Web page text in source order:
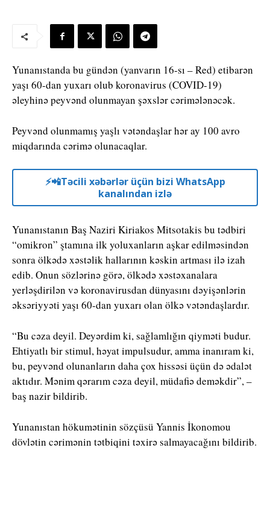
Yunanıstanda bu gündən (yanvarın 16-sı – Red) etibarən
yaşı 60-dan yuxarı olub koronavirus (COVID-19)
əleyhinə peyvənd olunmayan şəxslər cərimələnəcək.
Peyvənd olunmamış yaşlı vətəndaşlar hər ay 100 avro
miqdarında cərimə olunacaqlar.
⚡️📲Təcili xəbərlər üçün bizi WhatsApp
kanalından izlə
Yunanıstanın Baş Naziri Kiriakos Mitsotakis bu tədbiri
“omikron” ştamına ilk yoluxanların aşkar edilməsindən
sonra ölkədə xəstəlik hallarının kəskin artması ilə izah
edib. Onun sözlərinə görə, ölkədə xəstəxanalara
yerləşdirilən və koronavirusdan dünyasını dəyişənlərin
əksəriyyəti yaşı 60-dan yuxarı olan ölkə vətəndaşlardır.
“Bu cəza deyil. Deyərdim ki, sağlamlığın qiyməti budur.
Ehtiyatlı bir stimul, həyat impulsudur, amma inanıram ki,
bu, peyvənd olunanların daha çox hissəsi üçün də ədalət
aktıdır. Mənim qərarım cəza deyil, müdafiə deməkdir”, –
baş nazir bildirib.
Yunanıstan hökumətinin sözçüsü Yannis İkonomou
dövlətin cərimənin tətbiqini təxirə salmayacağını bildirib.